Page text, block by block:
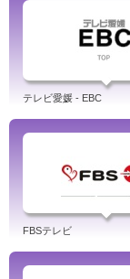
テレビ愛媛 - EBC
FBSテレビ